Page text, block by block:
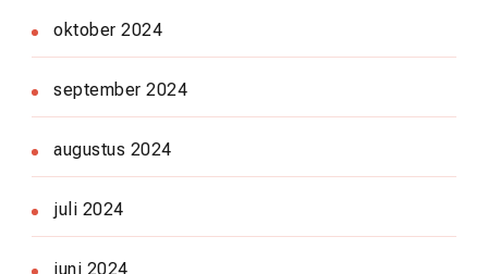
oktober 2024
september 2024
augustus 2024
juli 2024
juni 2024